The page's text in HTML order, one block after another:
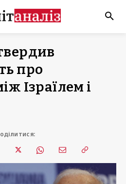
про
Ізраїлем і